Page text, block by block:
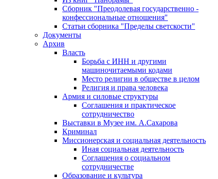
Сборник "Преодолевая государственно -
конфессиональные отношения"
Статьи сборника "Пределы светскости"
Документы
Архив
Власть
Борьба с ИНН и другими
машиночитаемыми кодами
Место религии в обществе в целом
Религия и права человека
Армия и силовые структуры
Соглашения и практическое
сотрудничество
Выставки в Музее им. А.Сахарова
Криминал
Миссионерская и социальная деятельность
Иная социальная деятельность
Соглашения о социальном
сотрудничестве
Образование и культура